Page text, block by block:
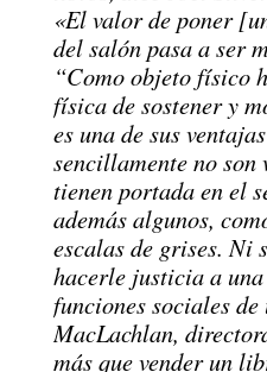
«El valor de poner
del salón pasa a ser
“Como objeto físico
física de sostener y
es una de sus
sencillamente no son
tienen portada en el
además algunos,
escalas de grises. Ni
hacerle justicia a
funciones sociales
MacLachlan,
más que vender un